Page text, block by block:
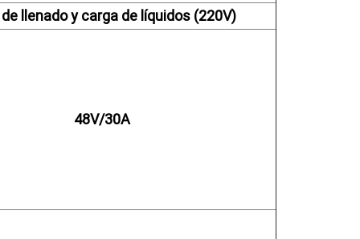
llenado y carga de líquidos (220V)
        48V/30A